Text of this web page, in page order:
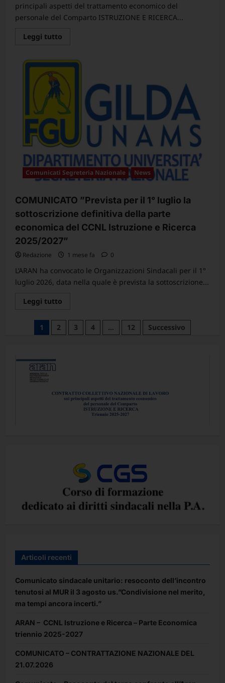
principali aspetti del trattamento economico del
personale del Comparto ISTRUZIONE E RICERCA...
Leggi tutto
CCNL
e
Ricerca
2025-
Comunicati Segreteria Nazionale News
COMUNICATO ”Prevista per il 1° luglio la
sottoscrizione definitiva della parte
economica del CCNL Istruzione e Ricerca
2025/2027”
Redazione 1 mese fa 0
L’ARAN ha convocato le Organizzazioni Sindacali per il 1°
luglio 2026, data nella quale è prevista la sottoscrizione...
Leggi tutto
su
COMUNICATO
”Prevista
della
parte
economica
Paginazione
articoli
1 2 3 4 … 12 Successivo
Articoli recenti
Comunicato sindacale unitario: resoconto dell’incontro
tenutosi al MUR il 3 agosto us.”Condivisione nel merito,
ma tempi ancora incerti.”
ARAN – CCNL Istruzione e Ricerca – Parte Economica
triennio 2025-2027
COMUNICATO – CONTRATTAZIONE NAZIONALE DEL
21.07.2026